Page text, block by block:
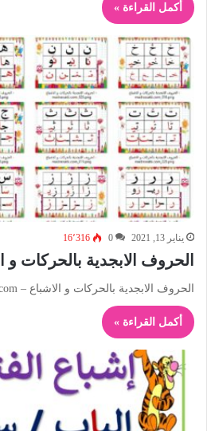
أكمل القراءة »
يناير 13, 2021 0 16٬316
الحروف الابجدية بالحركات و
الحروف الابجدية بالحركات و الاشباع – madrassatii.com
أكمل القراءة »